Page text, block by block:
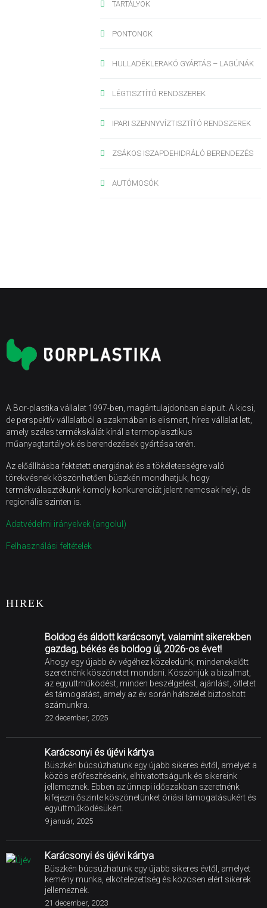
TARTÁLYOK
PONTONOK
HULLADÉKLERAKÓ GYÁRTÁS – LAGÚNÁK
LÉGTISZTÍTÓ RENDSZEREK
IPARI SZENNYVÍZTISZTÍTÓ RENDSZEREK
ZSÁKOS ISZAPDEHIDRÁLÓ BERENDEZÉS
AUTÓMOSÓK
A Bor-plastika vállalat 1997-ben, magántulajdonban alapult. A kicsi,
de perspektív vállalatból a szakmában is elismert, híres vállalat lett,
amely széles termékskálát kínál a termoplasztikus
műanyagtartályok és berendezések gyártása terén.
Az előállításba fektetett energiának és a tökéletességre való
törekvésnek köszönhetően büszkén mondhatjuk, hogy
termékválasztékunk komoly konkurenciát jelent nemcsak helyi, de
regionális szinten is.
Adatvédelmi irányelvek (angolul)
Felhasználási feltételek
HIREK
Boldog és áldott karácsonyt, valamint sikerekben
gazdag, békés és boldog új, 2026-os évet!
Ahogy egy újabb év végéhez közeledünk, mindenekelőtt
szeretnénk köszönetet mondani. Köszönjük a bizalmat,
az együttműködést, minden beszélgetést, ajánlást, ötletet
és támogatást, amely az év során hátszelet biztosított
számunkra.
22 december, 2025
Karácsonyi és újévi kártya
Büszkén búcsúzhatunk egy újabb sikeres évtől, amelyet a
közös erőfeszítéseink, elhivatottságunk és sikereink
jellemeznek. Ebben az ünnepi időszakban szeretnénk
kifejezni őszinte köszönetünket óriási támogatásukért és
együttműködésükért.
9 január, 2025
Karácsonyi és újévi kártya
Büszkén búcsúzhatunk egy újabb sikeres évtől, amelyet
kemény munka, elkötelezettség és közösen elért sikerek
jellemeznek.
21 december, 2023